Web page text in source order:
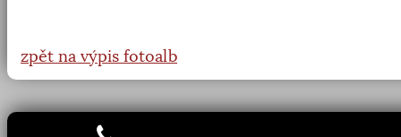
zpět na výpis fotoalb